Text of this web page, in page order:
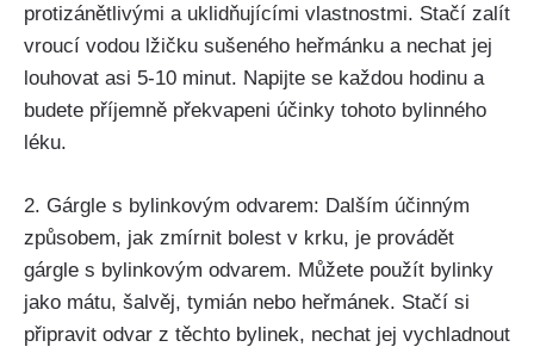
⁢protizánětlivými a⁣ uklidňujícími⁤ vlastnostmi. Stačí zalít
vroucí vodou lžičku sušeného heřmánku ‌a‌ nechat jej
louhovat ​asi 5-10 minut. Napijte se každou ​hodinu a ​
budete příjemně překvapeni účinky tohoto bylinného⁢
léku.
2. Gárgle s bylinkovým odvarem: Dalším⁣ účinným
způsobem, jak zmírnit bolest v​ krku, je ‍provádět⁣
gárgle s bylinkovým odvarem.⁤ Můžete ‍použít bylinky
jako mátu, šalvěj, tymián nebo heřmánek. Stačí si
připravit‌ odvar z těchto‍ bylinek, nechat‍ jej vychladnout